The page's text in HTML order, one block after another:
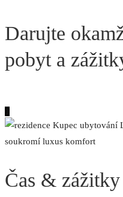
Darujte
pobyt a
1
Čas & zážitky